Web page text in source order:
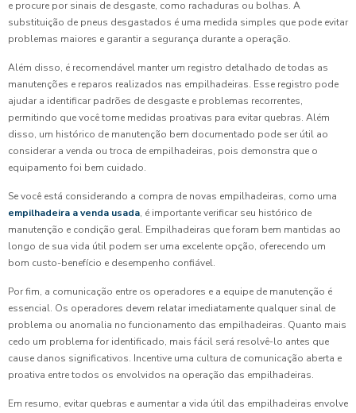
e procure por sinais de desgaste, como rachaduras ou bolhas. A
substituição de pneus desgastados é uma medida simples que pode evitar
problemas maiores e garantir a segurança durante a operação.
Além disso, é recomendável manter um registro detalhado de todas as
manutenções e reparos realizados nas empilhadeiras. Esse registro pode
ajudar a identificar padrões de desgaste e problemas recorrentes,
permitindo que você tome medidas proativas para evitar quebras. Além
disso, um histórico de manutenção bem documentado pode ser útil ao
considerar a venda ou troca de empilhadeiras, pois demonstra que o
equipamento foi bem cuidado.
Se você está considerando a compra de novas empilhadeiras, como uma
empilhadeira a venda usada, é importante verificar seu histórico de
manutenção e condição geral. Empilhadeiras que foram bem mantidas ao
longo de sua vida útil podem ser uma excelente opção, oferecendo um
bom custo-benefício e desempenho confiável.
Por fim, a comunicação entre os operadores e a equipe de manutenção é
essencial. Os operadores devem relatar imediatamente qualquer sinal de
problema ou anomalia no funcionamento das empilhadeiras. Quanto mais
cedo um problema for identificado, mais fácil será resolvê-lo antes que
cause danos significativos. Incentive uma cultura de comunicação aberta e
proativa entre todos os envolvidos na operação das empilhadeiras.
Em resumo, evitar quebras e aumentar a vida útil das empilhadeiras envolve